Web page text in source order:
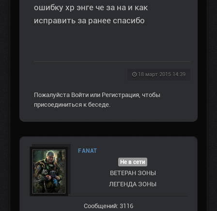
ошибку хр энге че за на и как
исправить за ранее спасибо
18 март 2015 14:39
Пожалуйста Войти или Регистрация, чтобы
присоединиться к беседе.
FANAT
Не в сети
ВЕТЕРАН ЗOНЫ
ЛЕГЕНДА ЗОНЫ
Сообщений: 3116